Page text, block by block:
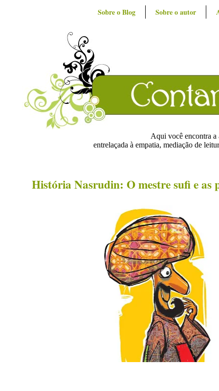
Sobre o Blog Sobre o autor
Aqui você encontra
entrelaçada à empatia, mediação de
História Nasrudin: O mestre sufi e as